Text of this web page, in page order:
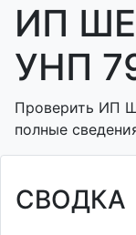
ИП
УНП
Проверить ИП
полные
СВОДКА